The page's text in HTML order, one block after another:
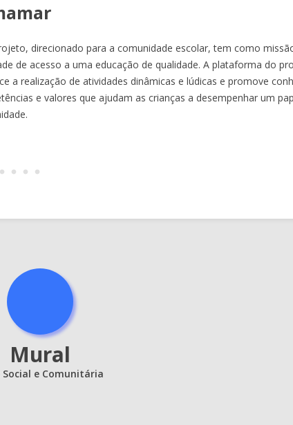
direcionado para a comunidade escolar, tem como
de acesso a uma educação de qualidade. A plataforma do
a realização de atividades dinâmicas e lúdicas e promove
e valores que ajudam as crianças a desempenhar um
Mural
Social e Comunitária